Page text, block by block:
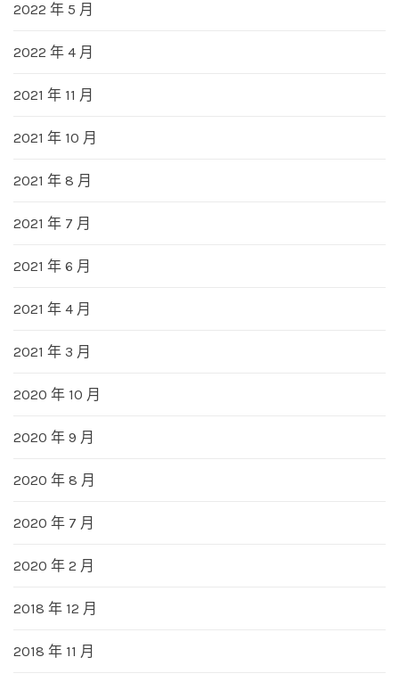
2022 年 5 月
2022 年 4 月
2021 年 11 月
2021 年 10 月
2021 年 8 月
2021 年 7 月
2021 年 6 月
2021 年 4 月
2021 年 3 月
2020 年 10 月
2020 年 9 月
2020 年 8 月
2020 年 7 月
2020 年 2 月
2018 年 12 月
2018 年 11 月